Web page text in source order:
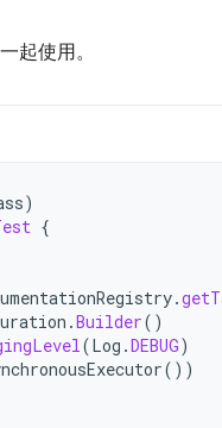
起使用。
)
{
.
.Builder()
(Log .DEBUG)
())